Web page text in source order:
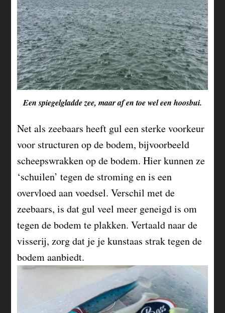
Een spiegelgladde zee, maar af en toe wel een hoosbui.
Net als zeebaars heeft gul een sterke voorkeur
voor structuren op de bodem, bijvoorbeeld
scheepswrakken op de bodem. Hier kunnen ze
‘schuilen’ tegen de stroming en is een
overvloed aan voedsel. Verschil met de
zeebaars, is dat gul veel meer geneigd is om
tegen de bodem te plakken. Vertaald naar de
visserij, zorg dat je je kunstaas strak tegen de
bodem aanbiedt.